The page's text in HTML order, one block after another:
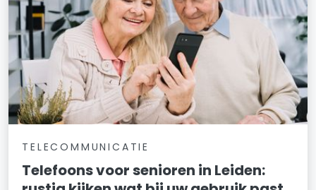
TELECOMMUNICATIE
Telefoons voor senioren in Leiden: